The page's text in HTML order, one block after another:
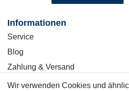
Informationen
Service
Blog
Zahlung & Versand
Sicher einkaufen
Wir verwenden Cookies und